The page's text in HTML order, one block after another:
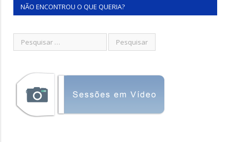
NÃO ENCONTROU O QUE QUERIA?